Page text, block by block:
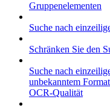
Gruppenelementen
Suche nach
Schränken Sie den
Suche nach
unbekanntem
OCR-Qualität